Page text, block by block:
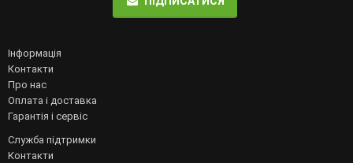
Інформація
Контакти
Про нас
Оплата і доставка
Гарантія і сервіс
Служба підтримки
Контакти